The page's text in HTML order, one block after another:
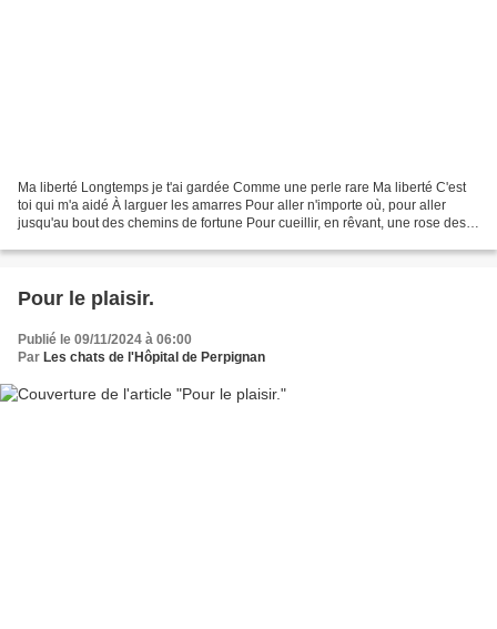
Ma liberté Longtemps je t'ai gardée Comme une perle rare Ma liberté C'est
toi qui m'a aidé À larguer les amarres Pour aller n'importe où, pour aller
jusqu'au bout des chemins de fortune Pour cueillir, en rêvant, une rose des
Pour le plaisir.
Publié le 09/11/2024 à 06:00
Par Les chats de l'Hôpital de Perpignan